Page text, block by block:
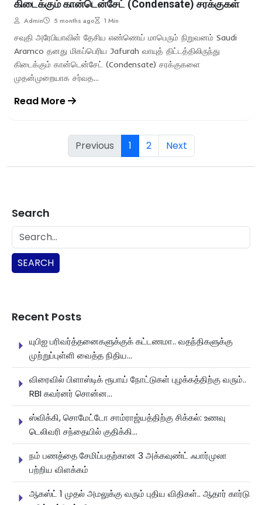
கிடைக்கும் கான்டென்சேட் (Condensate) சரக்குகள்
Admin 5 months ago 1 Min
சவுதி அரேபியாவின் தேசிய எண்ணெய் மாபெரும் நிறுவனம் Saudi
Aramco தனது மிகப்பெரிய Jafurah வாயுத் திட்டத்திலிருந்து
கிடைக்கும் கான்டென்சேட் (Condensate) சரக்குகளை
முதன்முறையாக சர்வத...
Read More
Previous 1 2 Next
Search
SEARCH
Recent Posts
யுபிஐ பரிவர்த்தனைகளுக்குக் கட்டணமா.. வதந்திகளுக்கு
முற்றுப்புள்ளி வைத்த நிதிய...
விரைவில் பிளாஸ்டிக் ரூபாய் நோட்டுகள் புழக்கத்திற்கு வரும்..
RBI கவர்னர் சொன்ன...
ஸ்விக்கி, சொமேட்டோ சாம்ராஜ்யத்திற்கு சிக்கல்: உணவு
டெலிவரி சந்தையில் குதிக்கி...
நம் பணத்தை சேமிப்பதற்கான 3 அக்கவுண்ட் ஃபார்முலா
பற்றிய விளக்கம்
ஆகஸ்ட் 1 முதல் அமலுக்கு வரும் புதிய விதிகள்.. ஆதார் கார்டு